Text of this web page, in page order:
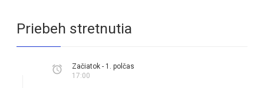
Priebeh stretnutia
Začiatok - 1. polčas
17:00